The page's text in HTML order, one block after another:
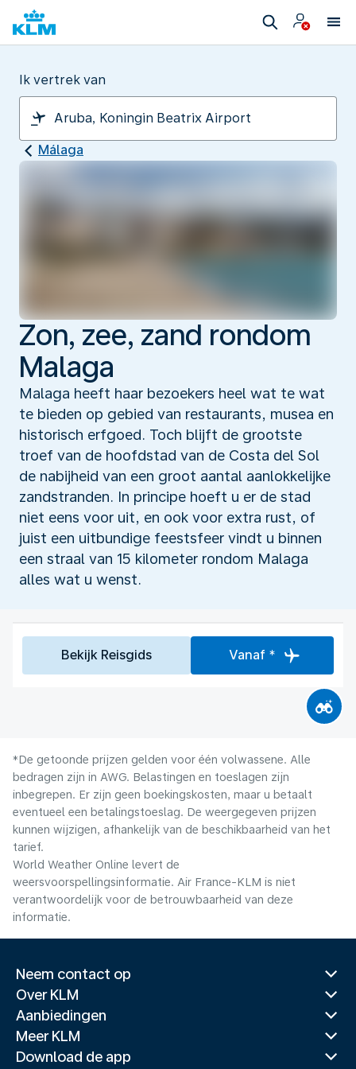
Ik vertrek van
Málaga
Zon, zee, zand rondom
Malaga
Malaga heeft haar bezoekers heel wat te wat
te bieden op gebied van restaurants, musea en
historisch erfgoed. Toch blijft de grootste
troef van de hoofdstad van de Costa del Sol
de nabijheid van een groot aantal aanlokkelijke
zandstranden. In principe hoeft u er de stad
niet eens voor uit, en ook voor extra rust, of
juist een uitbundige feestsfeer vindt u binnen
een straal van 15 kilometer rondom Malaga
alles wat u wenst.
Bekijk Reisgids Vanaf *
*De getoonde prijzen gelden voor één volwassene. Alle
bedragen zijn in AWG. Belastingen en toeslagen zijn
inbegrepen. Er zijn geen boekingskosten, maar u betaalt
eventueel een betalingstoeslag. De weergegeven prijzen
kunnen wijzigen, afhankelijk van de beschikbaarheid van het
tarief.
World Weather Online levert de
weersvoorspellingsinformatie. Air France-KLM is niet
verantwoordelijk voor de betrouwbaarheid van deze
informatie.
Neem contact op
Over KLM
Aanbiedingen
Meer KLM
Download de app